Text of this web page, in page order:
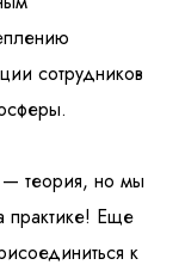
сотрудников
— теория, но мы
практике! Еще
к